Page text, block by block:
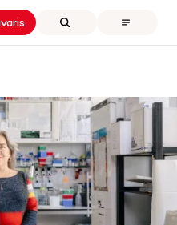
Zoeken
the